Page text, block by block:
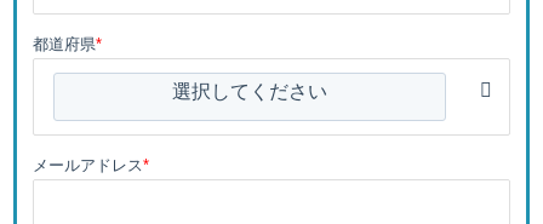
都道府県*
選択してください
メールアドレス*